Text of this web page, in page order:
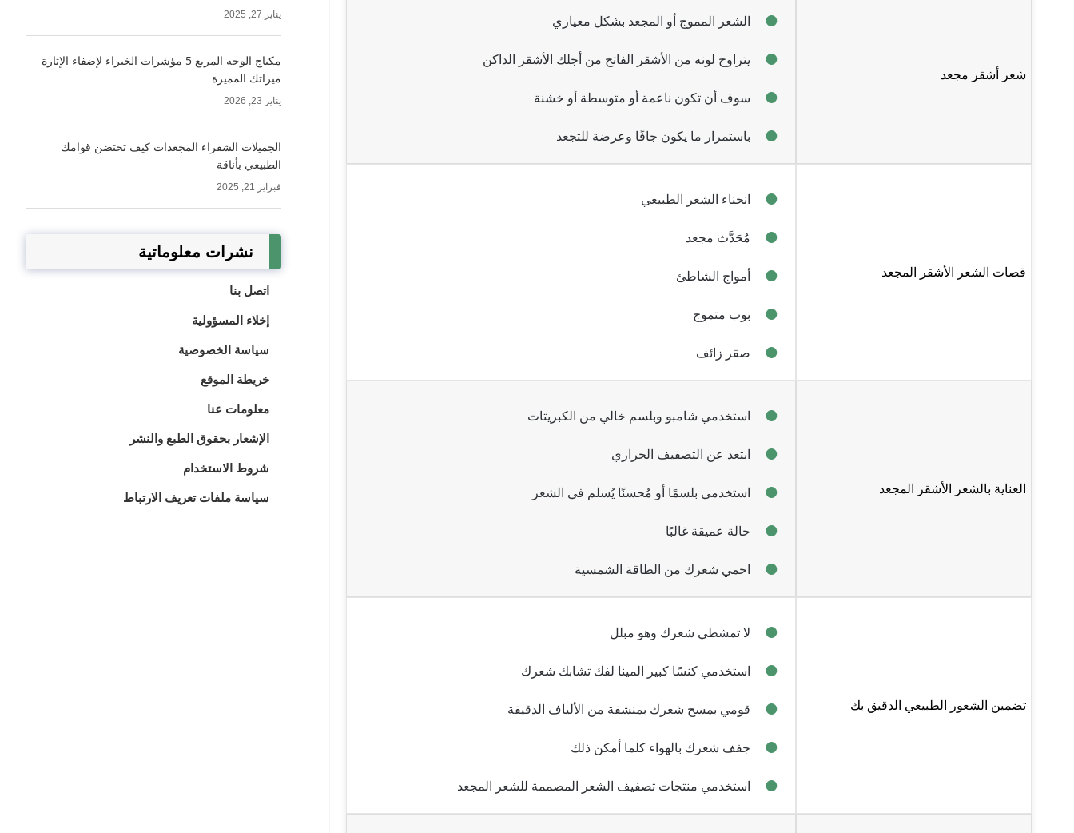
شعر أشقر مجعد
الشعر المموج أو المجعد بشكل معياري
يتراوح لونه من الأشقر الفاتح من أجلك الأشقر الداكن
سوف أن تكون ناعمة أو متوسطة أو خشنة
باستمرار ما يكون جافًا وعرضة للتجعد
قصات الشعر الأشقر المجعد
انحناء الشعر الطبيعي
مُحَدَّث مجعد
أمواج الشاطئ
بوب متموج
صقر زائف
العناية بالشعر الأشقر المجعد
استخدمي شامبو وبلسم خالي من الكبريتات
ابتعد عن التصفيف الحراري
استخدمي بلسمًا أو مُحسنًا يُسلم في الشعر
حالة عميقة غالبًا
احمي شعرك من الطاقة الشمسية
تضمين الشعور الطبيعي الدقيق بك
لا تمشطي شعرك وهو مبلل
استخدمي كنسًا كبير المينا لفك تشابك شعرك
قومي بمسح شعرك بمنشفة من الألياف الدقيقة
جفف شعرك بالهواء كلما أمكن ذلك
استخدمي منتجات تصفيف الشعر المصممة للشعر المجعد
يناير 27, 2025
مكياج الوجه المربع 5 مؤشرات الخبراء لإضفاء الإثارة
ميزاتك المميزة
يناير 23, 2026
الجميلات الشقراء المجعدات كيف تحتضن قوامك
الطبيعي بأناقة
فبراير 21, 2025
نشرات معلوماتية
اتصل بنا
إخلاء المسؤولية
سياسة الخصوصية
خريطة الموقع
معلومات عنا
الإشعار بحقوق الطبع والنشر
شروط الاستخدام
سياسة ملفات تعريف الارتباط